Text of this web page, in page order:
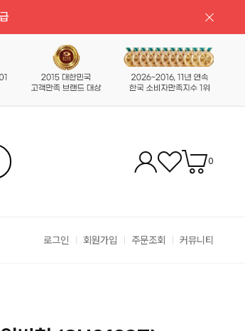
0
로그인 회원가입 주문조회 커뮤니티